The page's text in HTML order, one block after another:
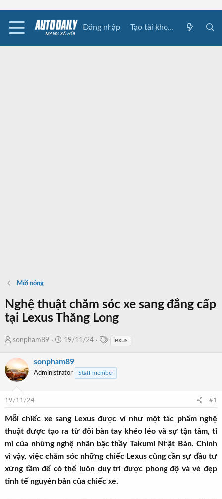
Đăng nhập Tạo tài khoản
Mới nóng
Nghệ thuật chăm sóc xe sang đẳng cấp
tại Lexus Thăng Long
T
e
a
t
e
r
sonpham89
N
à
y
đ
19/11/24
s
lexus
sonpham89
Administrator Staff member
19/11/24 #1
Mỗi chiếc xe sang Lexus được ví như một tác phẩm nghệ
thuật được tạo ra từ đôi bàn tay khéo léo và sự tận tâm, tỉ
mỉ của những nghệ nhân bậc thầy Takumi Nhật Bản. Chính
vì vậy, việc chăm sóc những chiếc Lexus cũng cần sự đầu tư
xứng tầm để có thể luôn duy trì được phong độ và vẻ đẹp
tinh tế nguyên bản của chiếc xe.